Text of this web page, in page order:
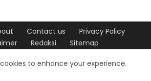
Contact us
Privacy Policy
Redaksi
Sitemap
to enhance your experience.